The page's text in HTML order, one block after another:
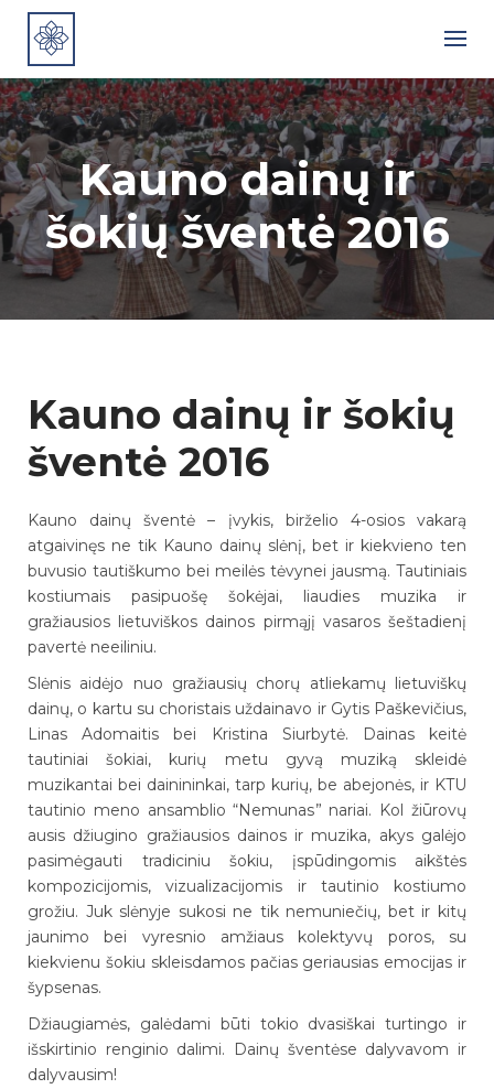
Skip
content
Kauno dainų ir
šokių šventė 2016
Kauno dainų ir šokių
šventė 2016
Kauno dainų šventė – įvykis, birželio 4-osios vakarą
atgaivinęs ne tik Kauno dainų slėnį, bet ir kiekvieno ten
buvusio tautiškumo bei meilės tėvynei jausmą. Tautiniais
kostiumais pasipuošę šokėjai, liaudies muzika ir
gražiausios lietuviškos dainos pirmąjį vasaros šeštadienį
pavertė neeiliniu.
Slėnis aidėjo nuo gražiausių chorų atliekamų lietuviškų
dainų, o kartu su choristais uždainavo ir Gytis Paškevičius,
Linas Adomaitis bei Kristina Siurbytė. Dainas keitė
tautiniai šokiai, kurių metu gyvą muziką skleidė
muzikantai bei dainininkai, tarp kurių, be abejonės, ir KTU
tautinio meno ansamblio “Nemunas” nariai. Kol žiūrovų
ausis džiugino gražiausios dainos ir muzika, akys galėjo
pasimėgauti tradiciniu šokiu, įspūdingomis aikštės
kompozicijomis, vizualizacijomis ir tautinio kostiumo
grožiu. Juk slėnyje sukosi ne tik nemuniečių, bet ir kitų
jaunimo bei vyresnio amžiaus kolektyvų poros, su
kiekvienu šokiu skleisdamos pačias geriausias emocijas ir
šypsenas.
Džiaugiamės, galėdami būti tokio dvasiškai turtingo ir
išskirtinio renginio dalimi. Dainų šventėse dalyvavom ir
dalyvausim!